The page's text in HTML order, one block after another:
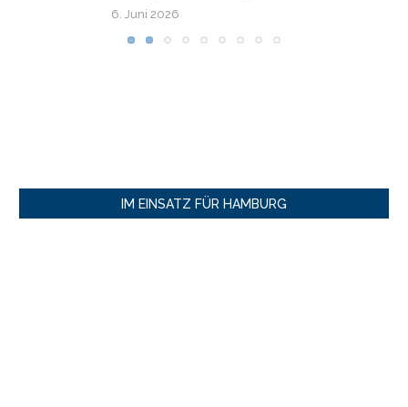
17. Mai 2026
IM EINSATZ FÜR HAMBURG